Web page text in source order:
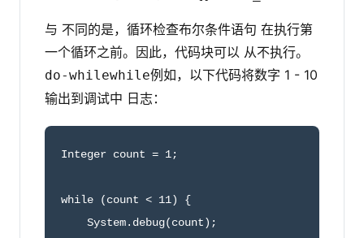
与 不同的是，循环检查布尔条件语句 在执行第
一个循环之前。因此，代码块可以 从不执行。
do-whilewhile例如，以下代码将数字 1 - 10
输出到调试中 日志：
Integer count = 1;
while (count < 11) {
    System.debug(count);